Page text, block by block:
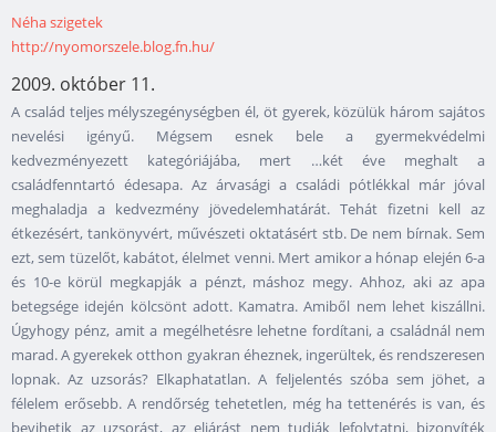
Néha szigetek
http://nyomorszele.blog.fn.hu/
2009. október 11.
A család teljes mélyszegénységben él, öt gyerek, közülük három sajátos
nevelési igényű. Mégsem esnek bele a gyermekvédelmi
kedvezményezett kategóriájába, mert …két éve meghalt a
családfenntartó édesapa. Az árvasági a családi pótlékkal már jóval
meghaladja a kedvezmény jövedelemhatárát. Tehát fizetni kell az
étkezésért, tankönyvért, művészeti oktatásért stb. De nem bírnak. Sem
ezt, sem tüzelőt, kabátot, élelmet venni. Mert amikor a hónap elején 6-a
és 10-e körül megkapják a pénzt, máshoz megy. Ahhoz, aki az apa
betegsége idején kölcsönt adott. Kamatra. Amiből nem lehet kiszállni.
Úgyhogy pénz, amit a megélhetésre lehetne fordítani, a családnál nem
marad. A gyerekek otthon gyakran éheznek, ingerültek, és rendszeresen
lopnak. Az uzsorás? Elkaphatatlan. A feljelentés szóba sem jöhet, a
félelem erősebb. A rendőrség tehetetlen, még ha tettenérés is van, és